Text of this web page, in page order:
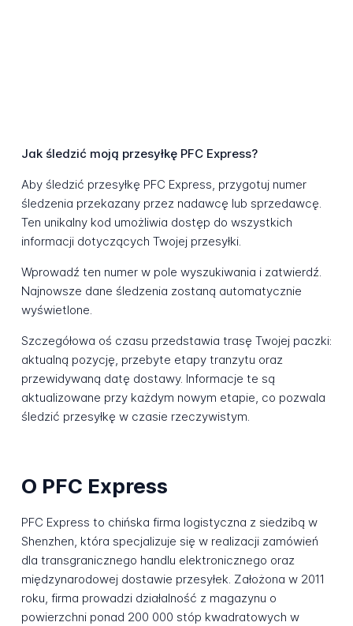
Jak śledzić moją przesyłkę PFC Express?
Aby śledzić przesyłkę PFC Express, przygotuj numer
śledzenia przekazany przez nadawcę lub sprzedawcę.
Ten unikalny kod umożliwia dostęp do wszystkich
informacji dotyczących Twojej przesyłki.
Wprowadź ten numer w pole wyszukiwania i zatwierdź.
Najnowsze dane śledzenia zostaną automatycznie
wyświetlone.
Szczegółowa oś czasu przedstawia trasę Twojej paczki:
aktualną pozycję, przebyte etapy tranzytu oraz
przewidywaną datę dostawy. Informacje te są
aktualizowane przy każdym nowym etapie, co pozwala
śledzić przesyłkę w czasie rzeczywistym.
O PFC Express
PFC Express to chińska firma logistyczna z siedzibą w
Shenzhen, która specjalizuje się w realizacji zamówień
dla transgranicznego handlu elektronicznego oraz
międzynarodowej dostawie przesyłek. Założona w 2011
roku, firma prowadzi działalność z magazynu o
powierzchni ponad 200 000 stóp kwadratowych w